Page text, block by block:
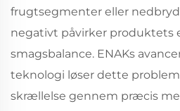
frugtsegmenter eller
negativt påvirker produktets
smagsbalance. ENAKs
teknologi løser dette
skrællelse gennem præcis